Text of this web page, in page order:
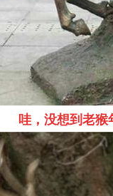
哇， 没想到老猴